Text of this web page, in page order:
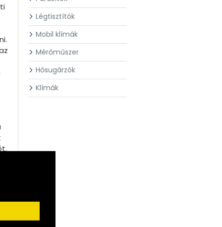
Légtisztítók
Mobil klímák
Mérőműszer
Hősugárzók
Klímák